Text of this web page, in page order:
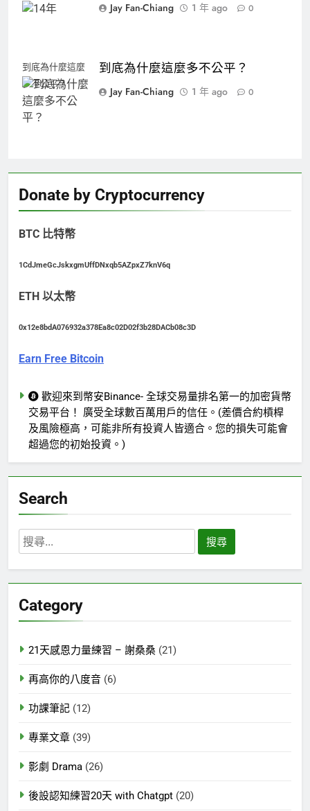
Jay Fan-Chiang
1 年 ago 0
到底為什麼這麼
多不公平？
到底為什麼這麼多不公平？
Jay Fan-Chiang
1 年 ago 0
Donate by Cryptocurrency
BTC 比特幣
1CdJmeGcJskxgmUffDNxqb5AZpxZ7knV6q
ETH 以太幣
0x12e8bdA076932a378Ea8c02D02f3b28DACb08c3D
Earn Free Bitcoin
歡迎來到幣安Binance- 全球交易量排名第一的加密貨幣
交易平台！ 廣受全球數百萬用戶的信任。(差價合約槓桿
及風險極高，可能非所有投資人皆適合。您的損失可能會
超過您的初始投資。)
Search
搜
尋
字:
Category
21天感恩力量練習 – 謝桑桑 (21)
再高你的八度音 (6)
功課筆記 (12)
專業文章 (39)
影劇 Drama (26)
後設認知練習20天 with Chatgpt (20)